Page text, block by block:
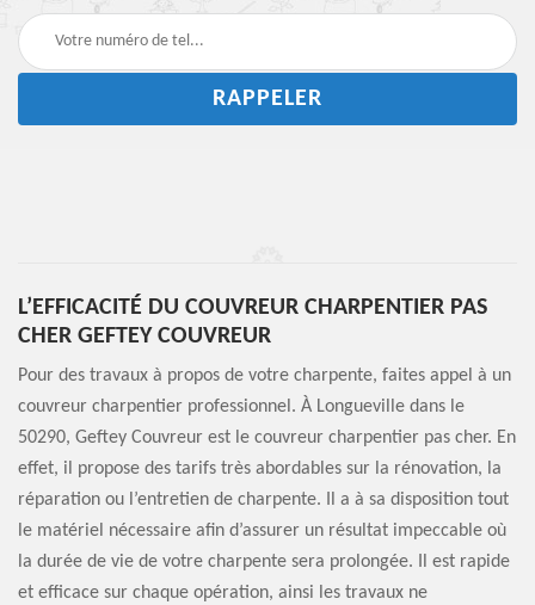
L’EFFICACITÉ DU COUVREUR CHARPENTIER PAS
CHER GEFTEY COUVREUR
Pour des travaux à propos de votre charpente, faites appel à un
couvreur charpentier professionnel. À Longueville dans le
50290, Geftey Couvreur est le couvreur charpentier pas cher. En
effet, il propose des tarifs très abordables sur la rénovation, la
réparation ou l’entretien de charpente. Il a à sa disposition tout
le matériel nécessaire afin d’assurer un résultat impeccable où
la durée de vie de votre charpente sera prolongée. Il est rapide
et efficace sur chaque opération, ainsi les travaux ne